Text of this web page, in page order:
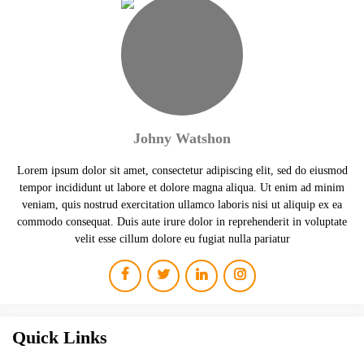
Johny Watshon
Lorem ipsum dolor sit amet, consectetur adipiscing elit, sed do eiusmod
tempor incididunt ut labore et dolore magna aliqua. Ut enim ad minim
veniam, quis nostrud exercitation ullamco laboris nisi ut aliquip ex ea
commodo consequat. Duis aute irure dolor in reprehenderit in voluptate
velit esse cillum dolore eu fugiat nulla pariatur
Quick Links